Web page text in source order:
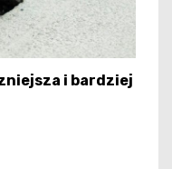
i bardziej